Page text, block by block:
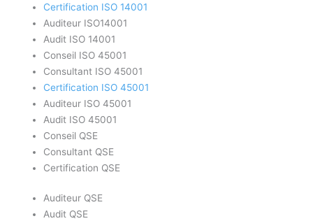
Certification ISO 14001
Auditeur ISO14001
Audit ISO 14001
Conseil ISO 45001
Consultant ISO 45001
Certification ISO 45001
Auditeur ISO 45001
Audit ISO 45001
Conseil QSE
Consultant QSE
Certification QSE
Auditeur QSE
Audit QSE